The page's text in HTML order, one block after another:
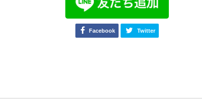
Facebook Twitter